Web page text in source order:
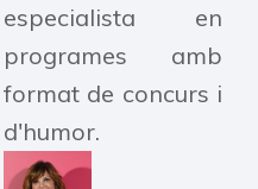
especialista en
programes amb
format de concurs i
d'humor.